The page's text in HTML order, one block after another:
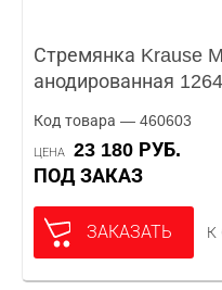
Стремянка Krause
анодированная
Код товара — 460603
ЦЕНА
23 180 РУБ.
ПОД ЗАКАЗ
ЗАКАЗАТЬ К